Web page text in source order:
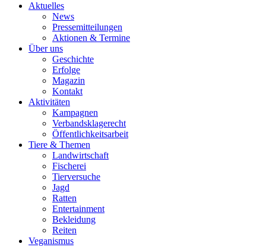
Aktuelles
News
Pressemitteilungen
Aktionen & Termine
Über uns
Geschichte
Erfolge
Magazin
Kontakt
Aktivitäten
Kampagnen
Verbandsklagerecht
Öffentlichkeitsarbeit
Tiere & Themen
Landwirtschaft
Fischerei
Tierversuche
Jagd
Ratten
Entertainment
Bekleidung
Reiten
Veganismus